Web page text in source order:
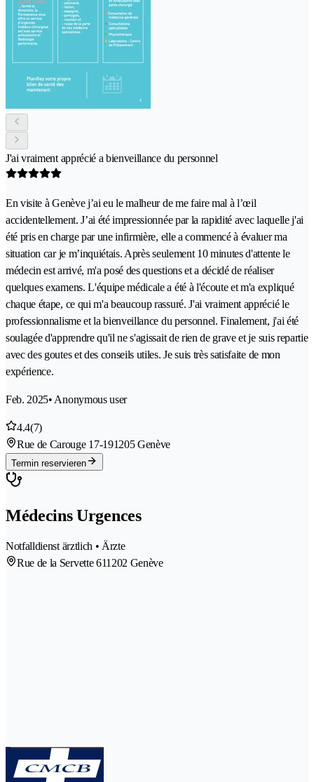
J'ai vraiment apprécié a bienveillance du personnel
En visite à Genève j’ai eu le malheur de me faire mal à l’œil
accidentellement. J’ai été impressionnée par la rapidité avec laquelle j'ai
été pris en charge par une infirmière, elle a commencé à évaluer ma
situation car je m’inquiétais. Après seulement 10 minutes d'attente le
médecin est arrivé, m'a posé des questions et a décidé de réaliser
quelques examens. L'équipe médicale a été à l'écoute et m'a expliqué
chaque étape, ce qui m'a beaucoup rassuré. J'ai vraiment apprécié le
professionnalisme et la bienveillance du personnel. Finalement, j'ai été
soulagée d'apprendre qu'il ne s'agissait de rien de grave et je suis repartie
avec des goutes et des conseils utiles. Je suis très satisfaite de mon
expérience.
Feb. 2025• Anonymous user
4.4(7)
Rue de Carouge 17-191205 Genève
Termin reservieren
Médecins Urgences
Notfalldienst ärztlich • Ärzte
Rue de la Servette 611202 Genève